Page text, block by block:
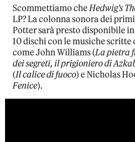
Scommettiamo cheHedwig’s
LP? La colonna sonora dei
Potter sarà presto disponibile
10 dischi con le musiche
come John Williams (La pietra
dei segreti, il prigioniero di
(Il calice di fuoco) e Nicholas
Fenice).